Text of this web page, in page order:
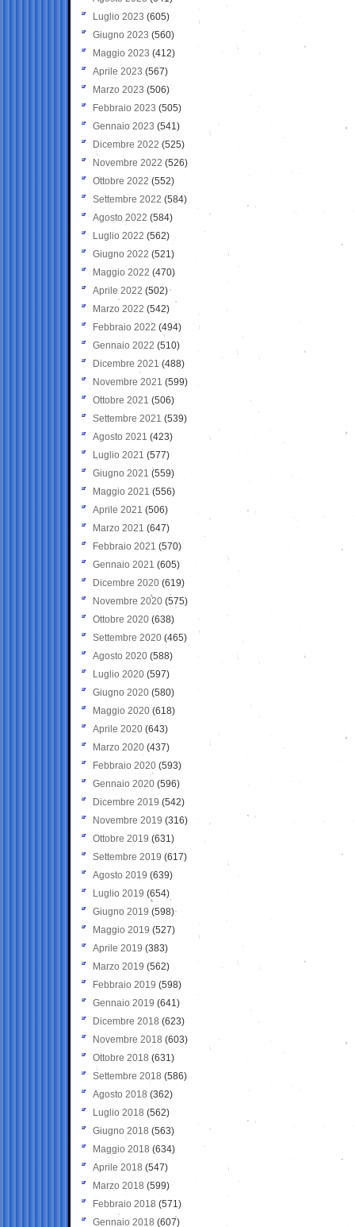
Luglio 2023 (605)
Giugno 2023 (560)
Maggio 2023 (412)
Aprile 2023 (567)
Marzo 2023 (506)
Febbraio 2023 (505)
Gennaio 2023 (541)
Dicembre 2022 (525)
Novembre 2022 (526)
Ottobre 2022 (552)
Settembre 2022 (584)
Agosto 2022 (584)
Luglio 2022 (562)
Giugno 2022 (521)
Maggio 2022 (470)
Aprile 2022 (502)
Marzo 2022 (542)
Febbraio 2022 (494)
Gennaio 2022 (510)
Dicembre 2021 (488)
Novembre 2021 (599)
Ottobre 2021 (506)
Settembre 2021 (539)
Agosto 2021 (423)
Luglio 2021 (577)
Giugno 2021(559)
Maggio 2021 (556)
Aprile 2021 (506)
Marzo 2021 (647)
Febbraio 2021 (570)
Gennaio 2021 (605)
Dicembre 2020 (619)
Novembre 2020 (575)
Ottobre 2020 (638)
Settembre 2020(465)
Agosto 2020 (588)
Luglio 2020 (597)
Giugno 2020 (580)
Maggio 2020 (618)
Aprile 2020 (643)
Marzo 2020 (437)
Febbraio 2020 (593)
Gennaio 2020 (596)
Dicembre 2019 (542)
Novembre 2019 (316)
Ottobre 2019 (631)
Settembre 2019 (617)
Agosto 2019 (639)
Luglio 2019 (654)
Giugno 2019 (598)
Maggio 2019 (527)
Aprile 2019 (383)
Marzo 2019 (562)
Febbraio 2019 (598)
Gennaio 2019 (641)
Dicembre 2018 (623)
Novembre 2018 (603)
Ottobre 2018 (631)
Settembre 2018 (586)
Agosto 2018 (362)
Luglio 2018 (562)
Giugno 2018 (563)
Maggio 2018 (634)
Aprile 2018 (547)
Marzo 2018 (599)
Febbraio 2018 (571)
Gennaio 2018 (607)